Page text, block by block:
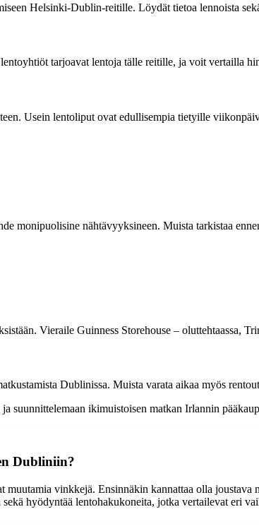
Helsinki-Dublin-reitille. Löydät tietoa lennoista
tarjoavat lentoja tälle reitille, ja voit vertailla
Usein lentoliput ovat edullisempia tietyille
monipuolisine nähtävyyksineen. Muista tarkistaa
Vieraile Guinness Storehouse – oluttehtaassa,
Dublinissa. Muista varata aikaa myös
suunnittelemaan ikimuistoisen matkan Irlannin
Dubliniin?
vinkkejä. Ensinnäkin kannattaa olla
hyödyntää lentohakukoneita, jotka vertailevat eri